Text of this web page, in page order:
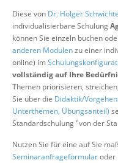
Suche
Diese von Dr. Holger
individualisierbare Schulung
können Sie einzeln buchen
anderen Modulenzu einer
online) im
vollständig auf Ihre
Themen priorisieren,
Sie über die Didaktik/
Unterthemen, Übungsanteil)
Standardschulung "von der
Nutzen Sie für eine auf Sie
Seminaranfrageformularoder